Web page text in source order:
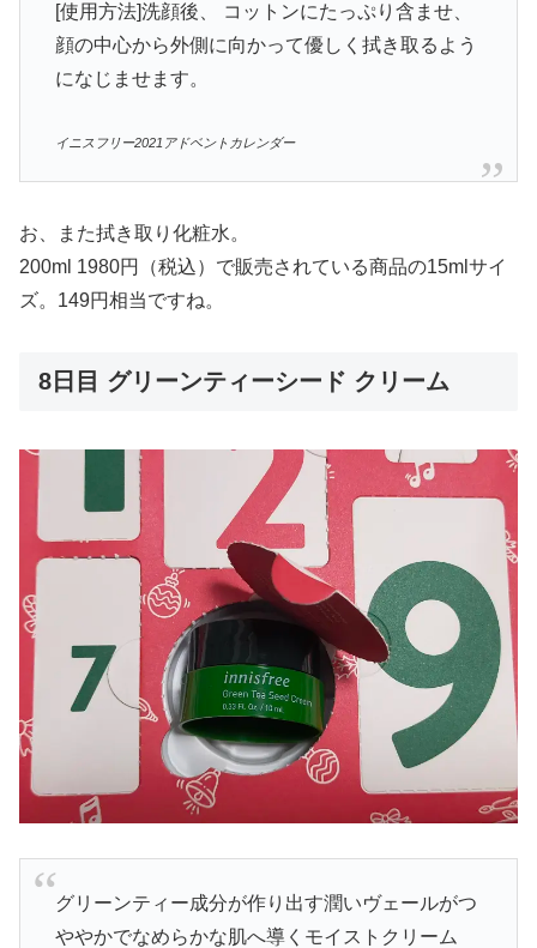
[使用方法]洗顔後、 コットンにたっぷり含ませ、
顔の中心から外側に向かって優しく拭き取るよう
になじませます。
イニスフリー2021アドベントカレンダー
お、また拭き取り化粧水。
200ml 1980円（税込）で販売されている商品の15mlサイ
ズ。149円相当ですね。
8日目 グリーンティーシード クリーム
グリーンティー成分が作り出す潤いヴェールがつ
ややかでなめらかな肌へ導くモイストクリーム